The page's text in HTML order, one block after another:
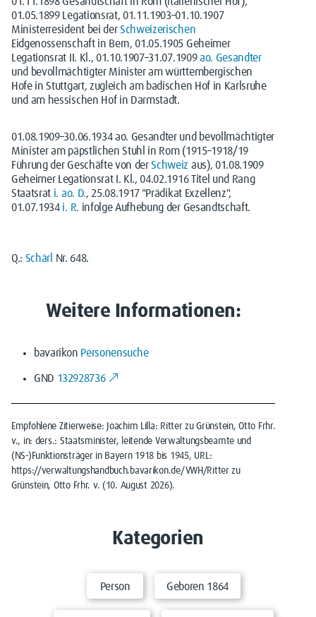
01.05.1899 Legationsrat, 01.11.1903–01.10.1907
Ministerresident bei derSchweizerischen
Eidgenossenschaft in Bern, 01.05.1905 Geheimer
Legationsrat II. Kl., 01.10.1907–31.07.1909ao. Gesandter
und bevollmächtigter Minister am württembergischen
Hofe in Stuttgart, zugleich am badischen Hof in Karlsruhe
und am hessischen Hof in Darmstadt.
01.08.1909–30.06.1934 ao. Gesandter und bevollmächtigter
Minister am päpstlichen Stuhl in Rom (1915–1918/19
Führung der Geschäfte von derSchweiz aus), 01.08.1909
Geheimer Legationsrat I. Kl., 04.02.1916 Titel und Rang
Staatsrat i. ao. D., 25.08.1917 "Prädikat Exzellenz",
01.07.1934 i. R. infolge Aufhebung der Gesandtschaft.
Q.: Schärl Nr. 648.
Weitere Informationen:
bavarikon Personensuche
GND 132928736
Empfohlene Zitierweise: Joachim Lilla: Ritter zu Grünstein, Otto Frhr.
v., in: ders.: Staatsminister, leitende Verwaltungsbeamte und
(NS-)Funktionsträger in Bayern 1918 bis 1945, URL:
https://verwaltungshandbuch.bavarikon.de/VWH/Ritter zu
Grünstein, Otto Frhr. v. (10. August 2026).
Kategorien
Person Geboren 1864